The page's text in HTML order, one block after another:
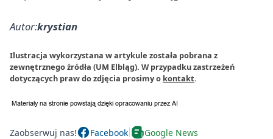
Autor:krystian
Ilustracja wykorzystana w artykule została pobrana z
zewnętrznego źródła (UM Elbląg). W przypadku zastrzeżeń
dotyczących praw do zdjęcia prosimy o kontakt.
Zaobserwuj nas! Facebook Google News